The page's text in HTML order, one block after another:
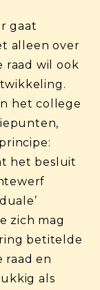
gaat
alleen over
raad wil ook
het college
het besluit
zich mag
betitelde
raad en
als